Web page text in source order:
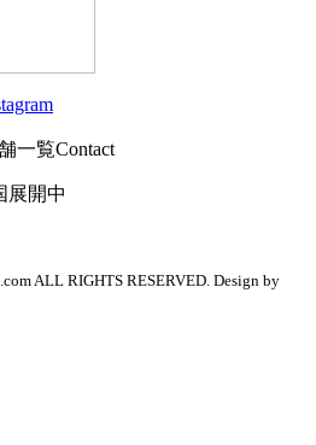
一覧Contact
ALL RIGHTS RESERVED. Design by